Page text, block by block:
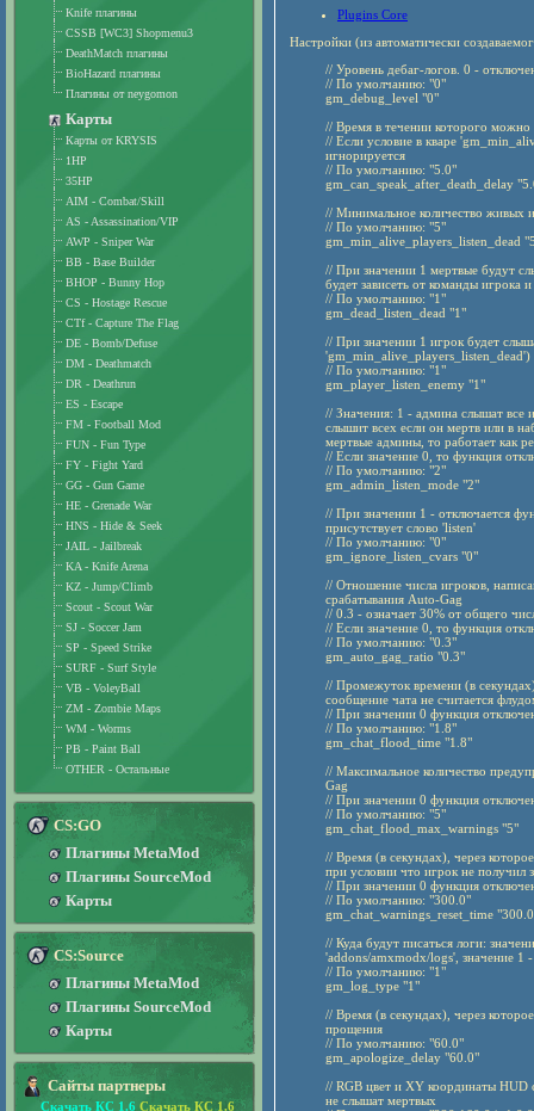
Plugins Core
Настройки (из автоматически
// Уровень дебаг-логов. 0 -
// По умолчанию: "0"
gm_debug_level "0"
// Время в течении которого можно
// Если условие в кваре
игнорируется
// По умолчанию: "5.0"
gm_can_speak_after_death_delay
// Минимальное количество живых
// По умолчанию: "5"
gm_min_alive_players_listen_dead
// При значении 1 мертвые будут
будет зависеть от команды игрока
// По умолчанию: "1"
gm_dead_listen_dead "1"
// При значении 1 игрок будет
'gm_min_alive_players_listen_dead')
// По умолчанию: "1"
gm_player_listen_enemy "1"
// Значения: 1 - админа слышат все
слышит всех если он мертв или в
мертвые админы, то работает как
// Если значение 0, то функция
// По умолчанию: "2"
gm_admin_listen_mode "2"
// При значении 1 - отключается
присутствует слово 'listen'
// По умолчанию: "0"
gm_ignore_listen_cvars "0"
// Отношение числа игроков,
срабатывания Auto-Gag
// 0.3 - означает 30% от общего
// Если значение 0, то функция
// По умолчанию: "0.3"
gm_auto_gag_ratio "0.3"
// Промежуток времени (в
сообщение чата не считается
// При значении 0 функция
// По умолчанию: "1.8"
gm_chat_flood_time "1.8"
// Максимальное количество
Gag
// При значении 0 функция
// По умолчанию: "5"
gm_chat_flood_max_warnings "5"
// Время (в секундах), через
при условии что игрок не получил
// При значении 0 функция
// По умолчанию: "300.0"
gm_chat_warnings_reset_time
// Куда будут писаться логи:
'addons/amxmodx/logs', значение 1
// По умолчанию: "1"
gm_log_type "1"
// Время (в секундах), через
прощения
// По умолчанию: "60.0"
gm_apologize_delay "60.0"
// RGB цвет и XY координаты
не слышат мертвых
Knife плагины
CSSB [WC3] Shopmenu3
DeathMatch плагины
BioHazard плагины
Плагины от neygomon
Карты
Карты от KRYSIS
1HP
35HP
AIM - Combat/Skill
AS - Assassination/VIP
AWP - Sniper War
BB - Base Builder
BHOP - Bunny Hop
CS - Hostage Rescue
CTf - Capture The Flag
DE - Bomb/Defuse
DM - Deathmatch
DR - Deathrun
ES - Escape
FM - Football Mod
FUN - Fun Type
FY - Fight Yard
GG - Gun Game
HE - Grenade War
HNS - Hide & Seek
JAIL - Jailbreak
KA - Knife Arena
KZ - Jump/Climb
Scout - Scout War
SJ - Soccer Jam
SP - Speed Strike
SURF - Surf Style
VB - VoleyBall
ZM - Zombie Maps
WM - Worms
PB - Paint Ball
OTHER - Остальные
CS:GO
Плагины MetaMod
Плагины SourceMod
Карты
CS:Source
Плагины MetaMod
Плагины SourceMod
Карты
Сайты партнеры
Скачать КС 1.6 Скачать КС 1.6